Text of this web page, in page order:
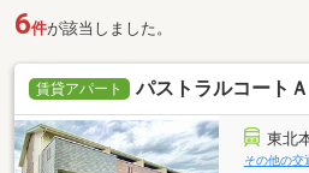
6件が該当しました。
賃貸アパート パストラルコートＡ
東北
その他の交